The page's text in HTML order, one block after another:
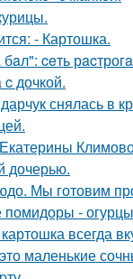
- Картошка.
ceть
дочкой.
снялась в
дочерью.
Мы готовим
-
всегда
маленькие